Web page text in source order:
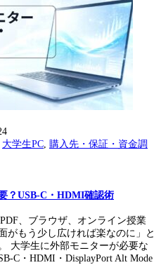
大学生PC 購入先・保証・資金調
？USB-C・HDMI確認術
、ブラウザ、オンライン授業
がもう少し広ければ楽なのに」と
大学生に外部モニターが必要な
C・HDMI・DisplayPort Alt Mode